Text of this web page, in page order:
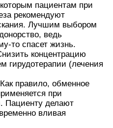
пациентам при
рекомендуют
Лучшим выбором
ведь
то спасет жизнь.
концентрацию
гирудотерапии (лечения
правило, обменное
при
Пациенту делают
вливая